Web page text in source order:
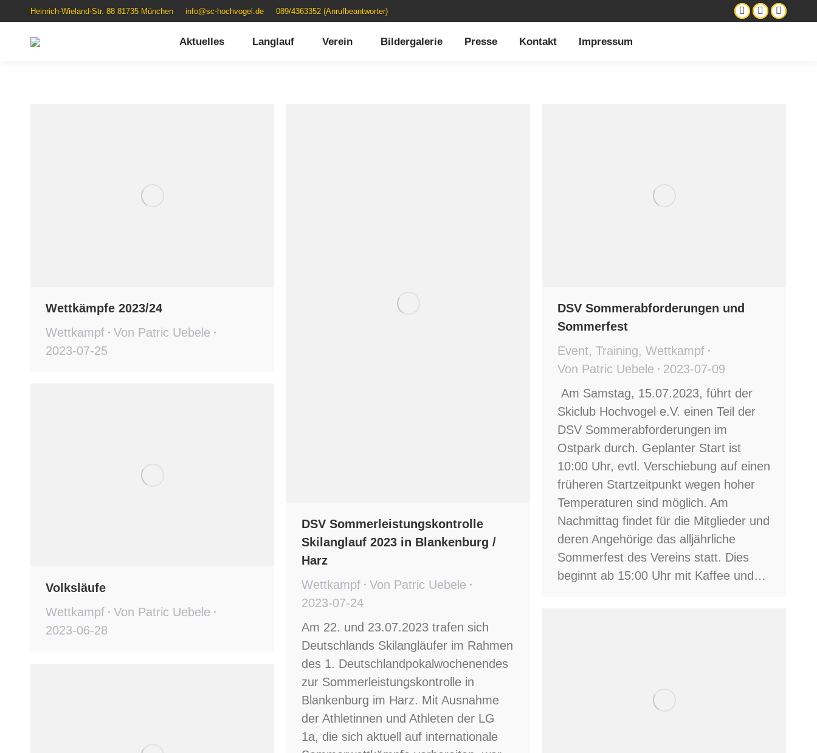
Heinrich-Wieland-Str. 88 81735 München info@sc-hochvogel.de 089/4363352 (Anrufbeantworter)
Aktuelles Langlauf Verein Bildergalerie Presse Kontakt Impressum
Wettkämpfe 2023/24
Wettkampf
Von Patric Uebele
2023-07-25
DSV Sommerleistungskontrolle
Skilanglauf 2023 in Blankenburg /
Harz
Wettkampf
Von Patric Uebele
2023-07-24
Am 22. und 23.07.2023 trafen sich
Deutschlands Skilangläufer im Rahmen
des 1. Deutschlandpokalwochenendes
zur Sommerleistungskontrolle in
Blankenburg im Harz. Mit Ausnahme
der Athletinnen und Athleten der LG
1a, die sich aktuell auf internationale
DSV Sommerabforderungen und
Sommerfest
Event, Training, Wettkampf
Von Patric Uebele
2023-07-09
Am Samstag, 15.07.2023, führt der
Skiclub Hochvogel e.V. einen Teil der
DSV Sommerabforderungen im
Ostpark durch. Geplanter Start ist
10:00 Uhr, evtl. Verschiebung auf einen
früheren Startzeitpunkt wegen hoher
Temperaturen sind möglich. Am
Nachmittag findet für die Mitglieder und
deren Angehörige das alljährliche
Sommerfest des Vereins statt. Dies
beginnt ab 15:00 Uhr mit Kaffee und…
Volksläufe
Wettkampf
Von Patric Uebele
2023-06-28
Aktuelles Langlauf Verein Bildergalerie Presse Kontakt Impressum